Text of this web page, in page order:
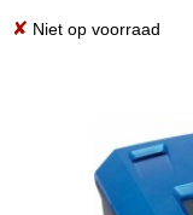
✘ Niet op voorraad